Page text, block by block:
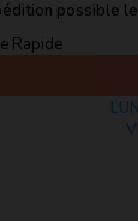
possible
Rapide